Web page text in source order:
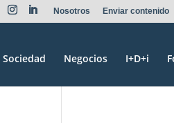
Nosotros Enviar contenido
Sociedad Negocios I+D+i